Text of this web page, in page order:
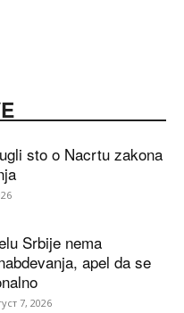
sto o Nacrtu zakona
Srbije nema
apel da se
7, 2026